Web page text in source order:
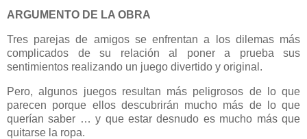
ARGUMENTO DE LA OBRA
Tres parejas de amigos se enfrentan a los dilemas más
complicados de su relación al poner a prueba sus
sentimientos realizando un juego divertido y original.
Pero, algunos juegos resultan más peligrosos de lo que
parecen porque ellos descubrirán mucho más de lo que
querían saber … y que estar desnudo es mucho más que
quitarse la ropa.